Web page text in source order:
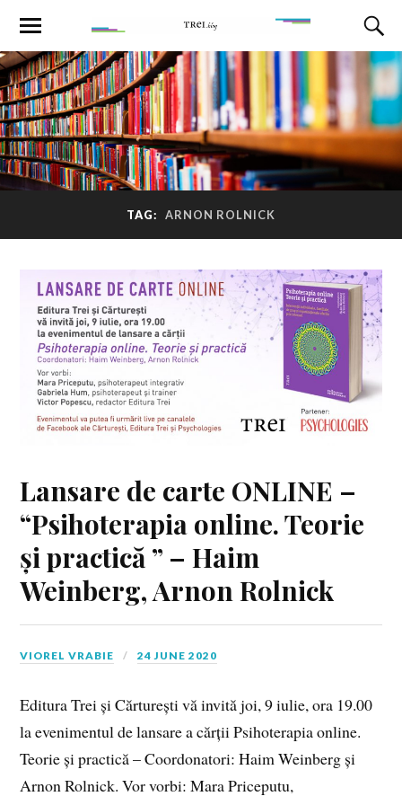
TAG: ARNON ROLNICK
Lansare de carte ONLINE –
“Psihoterapia online. Teorie
și practică ” – Haim
Weinberg, Arnon Rolnick
VIOREL VRABIE 24 JUNE 2020
Editura Trei și Cărturești vă invită joi, 9 iulie, ora 19.00
la evenimentul de lansare a cărții Psihoterapia online.
Teorie și practică – Coordonatori: Haim Weinberg și
Arnon Rolnick. Vor vorbi: Mara Priceputu,